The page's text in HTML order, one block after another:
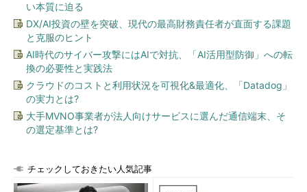
い本質に迫る
DX/AI投資の壁を突破、現代の最高財務責任者が直面する課題
と克服のヒント
AI時代のサイバー攻撃にはAIで対抗、「AI活用型防御」への転
換の必要性と実践法
クラウドのコストと利用状況を可視化&最適化、「Datadog」
の実力とは?
大手MVNO事業者が法人向けサービスに選んだ通信端末、そ
の選定基準とは?
チェックしておきたい人気記事